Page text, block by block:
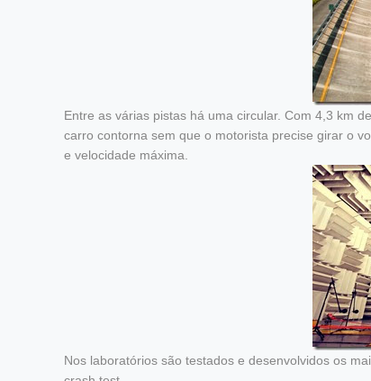
Entre as várias pistas há uma circular. Com 4,3 km
carro contorna sem que o motorista precise girar o
e velocidade máxima.
Nos laboratórios são testados e desenvolvidos os